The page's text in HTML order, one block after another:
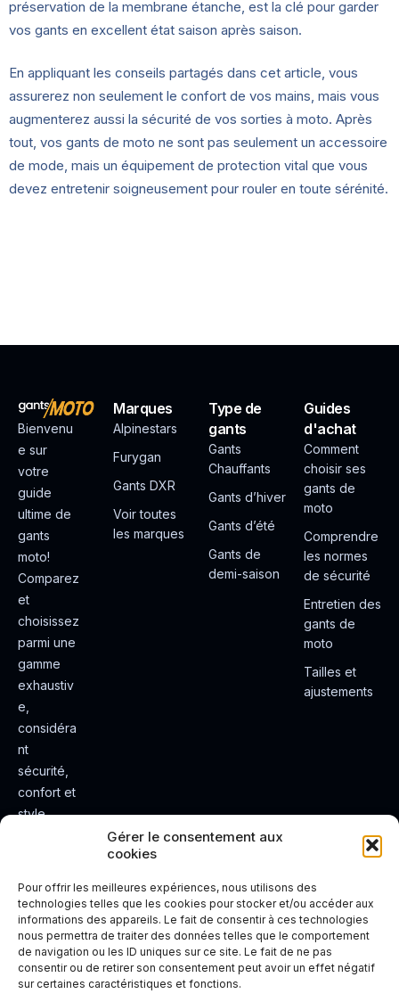
Gérer le consentement aux
cookies
Pour offrir les meilleures expériences, nous utilisons des
technologies telles que les cookies pour stocker et/ou accéder aux
informations des appareils. Le fait de consentir à ces technologies
nous permettra de traiter des données telles que le comportement
de navigation ou les ID uniques sur ce site. Le fait de ne pas
consentir ou de retirer son consentement peut avoir un effet négatif
sur certaines caractéristiques et fonctions.
préservation de la membrane étanche, est la clé pour garder
vos gants en excellent état saison après saison.
En appliquant les conseils partagés dans cet article, vous
assurerez non seulement le confort de vos mains, mais vous
augmenterez aussi la sécurité de vos sorties à moto. Après
tout, vos gants de moto ne sont pas seulement un accessoire
de mode, mais un équipement de protection vital que vous
devez entretenir soigneusement pour rouler en toute sérénité.
Bienvenu
e sur
votre
guide
ultime de
gants
moto!
Comparez
et
choisissez
parmi une
gamme
exhaustiv
e,
considéra
nt
sécurité,
confort et
style.
e de
conduite
plus sûre
et plus
agréable.
Marques
Alpinestars
Furygan
Gants DXR
Voir toutes
les marques
Type de
gants
Gants
Chauffants
Gants d’hiver
Gants d’été
Gants de
demi-saison
Guides
d'achat
Comment
choisir ses
gants de
moto
Comprendre
les normes
de sécurité
Entretien des
gants de
moto
Tailles et
ajustements